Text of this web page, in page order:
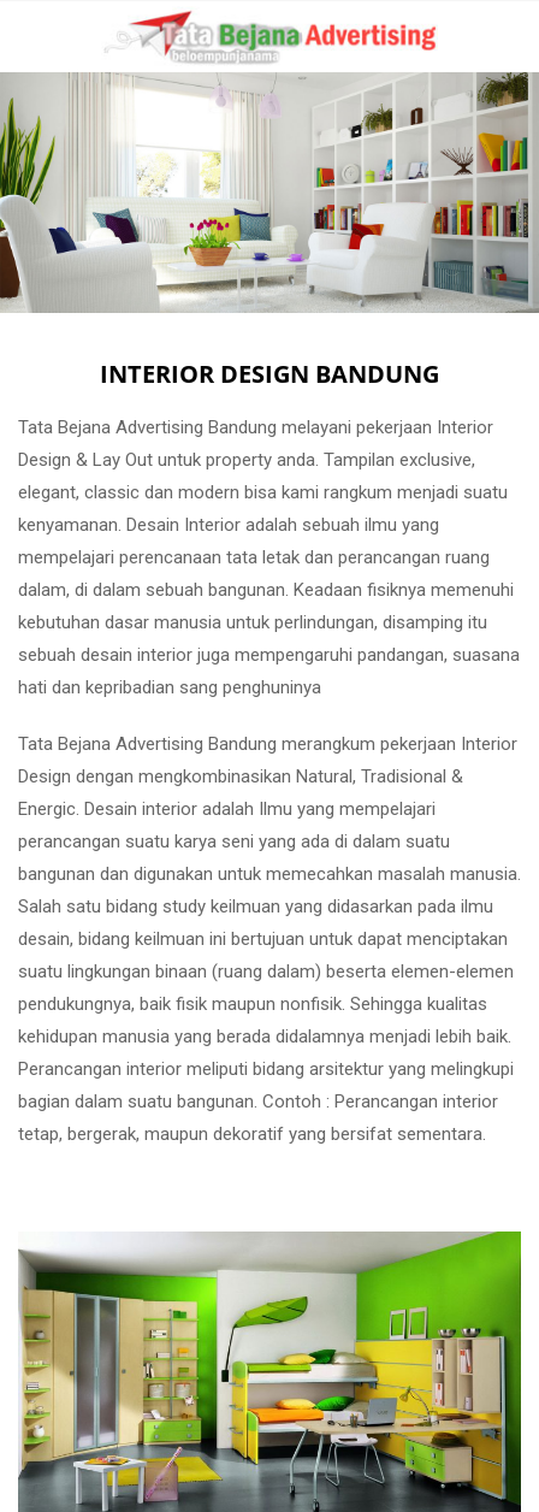
INTERIOR DESIGN BANDUNG
Tata Bejana Advertising Bandung melayani pekerjaan Interior
Design & Lay Out untuk property anda. Tampilan exclusive,
elegant, classic dan modern bisa kami rangkum menjadi suatu
kenyamanan. Desain Interior adalah sebuah ilmu yang
mempelajari perencanaan tata letak dan perancangan ruang
dalam, di dalam sebuah bangunan. Keadaan fisiknya memenuhi
kebutuhan dasar manusia untuk perlindungan, disamping itu
sebuah desain interior juga mempengaruhi pandangan, suasana
hati dan kepribadian sang penghuninya
Tata Bejana Advertising Bandung merangkum pekerjaan Interior
Design dengan mengkombinasikan Natural, Tradisional &
Energic. Desain interior adalah Ilmu yang mempelajari
perancangan suatu karya seni yang ada di dalam suatu
bangunan dan digunakan untuk memecahkan masalah manusia.
Salah satu bidang study keilmuan yang didasarkan pada ilmu
desain, bidang keilmuan ini bertujuan untuk dapat menciptakan
suatu lingkungan binaan (ruang dalam) beserta elemen-elemen
pendukungnya, baik fisik maupun nonfisik. Sehingga kualitas
kehidupan manusia yang berada didalamnya menjadi lebih baik.
Perancangan interior meliputi bidang arsitektur yang melingkupi
bagian dalam suatu bangunan. Contoh : Perancangan interior
tetap, bergerak, maupun dekoratif yang bersifat sementara.